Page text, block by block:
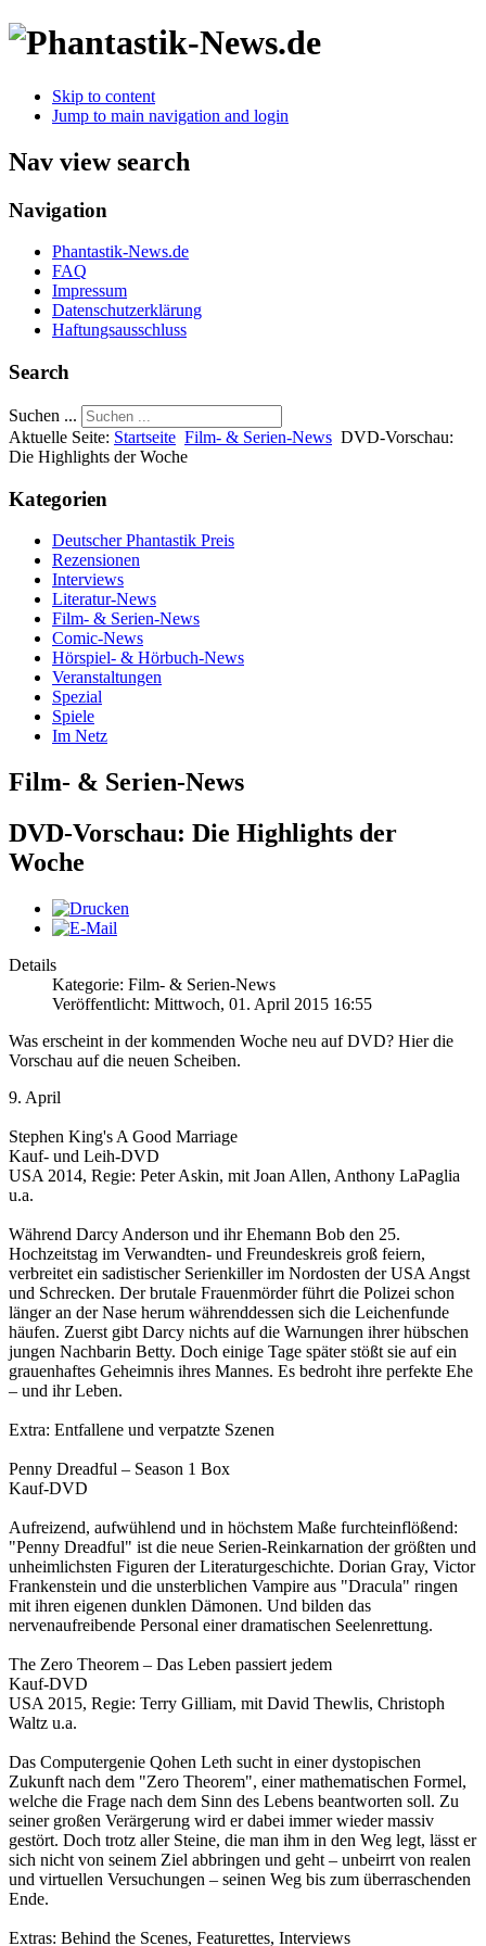
Skip to content
Jump to main navigation and login
Nav view search
Navigation
Phantastik-News.de
FAQ
Impressum
Datenschutzerklärung
Haftungsausschluss
Search
Suchen ...
Aktuelle Seite: Startseite Film- & Serien-News DVD-Vorschau:
Die Highlights der Woche
Kategorien
Deutscher Phantastik Preis
Rezensionen
Interviews
Literatur-News
Film- & Serien-News
Comic-News
Hörspiel- & Hörbuch-News
Veranstaltungen
Spezial
Spiele
Im Netz
Film- & Serien-News
DVD-Vorschau: Die Highlights der
Woche
Details
Kategorie: Film- & Serien-News
Veröffentlicht: Mittwoch, 01. April 2015 16:55
Was erscheint in der kommenden Woche neu auf DVD? Hier die
Vorschau auf die neuen Scheiben.
9. April
Stephen King's A Good Marriage
Kauf- und Leih-DVD
USA 2014, Regie: Peter Askin, mit Joan Allen, Anthony LaPaglia
u.a.
Während Darcy Anderson und ihr Ehemann Bob den 25.
Hochzeitstag im Verwandten- und Freundeskreis groß feiern,
verbreitet ein sadistischer Serienkiller im Nordosten der USA Angst
und Schrecken. Der brutale Frauenmörder führt die Polizei schon
länger an der Nase herum währenddessen sich die Leichenfunde
häufen. Zuerst gibt Darcy nichts auf die Warnungen ihrer hübschen
jungen Nachbarin Betty. Doch einige Tage später stößt sie auf ein
grauenhaftes Geheimnis ihres Mannes. Es bedroht ihre perfekte Ehe
– und ihr Leben.
Extra: Entfallene und verpatzte Szenen
Penny Dreadful – Season 1 Box
Kauf-DVD
Aufreizend, aufwühlend und in höchstem Maße furchteinflößend:
"Penny Dreadful" ist die neue Serien-Reinkarnation der größten und
unheimlichsten Figuren der Literaturgeschichte. Dorian Gray, Victor
Frankenstein und die unsterblichen Vampire aus "Dracula" ringen
mit ihren eigenen dunklen Dämonen. Und bilden das
nervenaufreibende Personal einer dramatischen Seelenrettung.
The Zero Theorem – Das Leben passiert jedem
Kauf-DVD
USA 2015, Regie: Terry Gilliam, mit David Thewlis, Christoph
Waltz u.a.
Das Computergenie Qohen Leth sucht in einer dystopischen
Zukunft nach dem "Zero Theorem", einer mathematischen Formel,
welche die Frage nach dem Sinn des Lebens beantworten soll. Zu
seiner großen Verärgerung wird er dabei immer wieder massiv
gestört. Doch trotz aller Steine, die man ihm in den Weg legt, lässt er
sich nicht von seinem Ziel abbringen und geht – unbeirrt von realen
und virtuellen Versuchungen – seinen Weg bis zum überraschenden
Ende.
Extras: Behind the Scenes, Featurettes, Interviews